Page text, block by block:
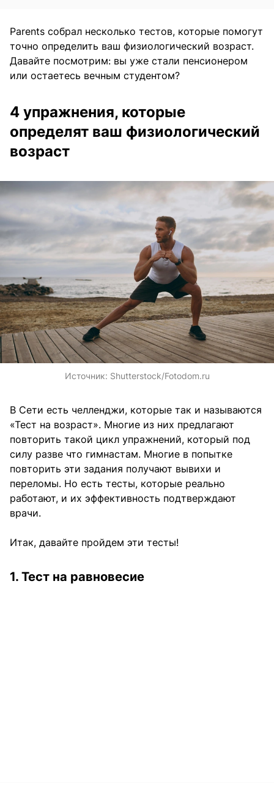
Parents собрал несколько тестов, которые помогут
точно определить ваш физиологический возраст.
Давайте посмотрим: вы уже стали пенсионером
или остаетесь вечным студентом?
4 упражнения, которые
определят ваш физиологический
возраст
Источник: Shutterstock/Fotodom.ru
В Сети есть челленджи, которые так и называются
«Тест на возраст». Многие из них предлагают
повторить такой цикл упражнений, который под
силу разве что гимнастам. Многие в попытке
повторить эти задания получают вывихи и
переломы. Но есть тесты, которые реально
работают, и их эффективность подтверждают
врачи.
Итак, давайте пройдем эти тесты!
1. Тест на равновесие